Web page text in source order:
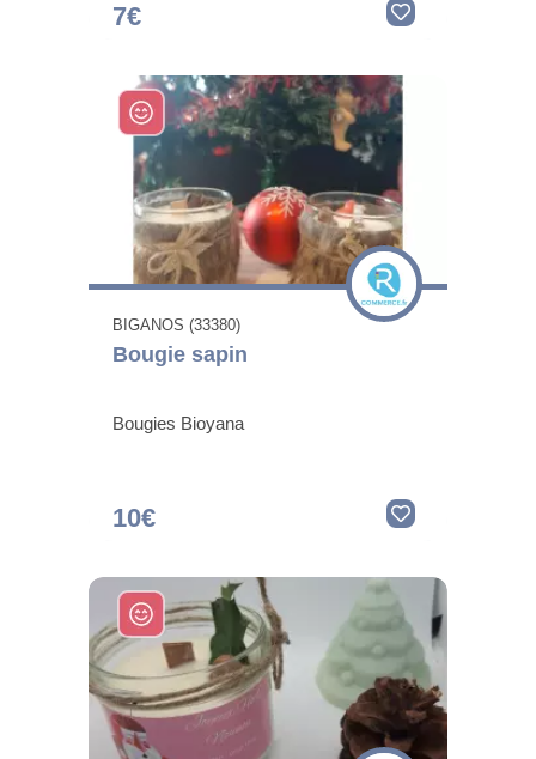
7€
BIGANOS (33380)
Bougie sapin
Bougies Bioyana
10€